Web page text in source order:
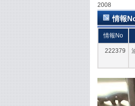
2008
情報
情報No
222379